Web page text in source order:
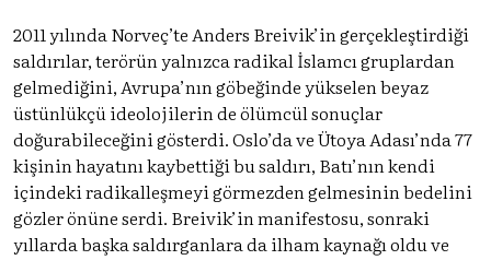
2011 yılında Norveç’te Anders Breivik’in gerçekleştirdiği
saldırılar, terörün yalnızca radikal İslamcı gruplardan
gelmediğini, Avrupa’nın göbeğinde yükselen beyaz
üstünlükçü ideolojilerin de ölümcül sonuçlar
doğurabileceğini gösterdi. Oslo’da ve Ütoya Adası’nda 77
kişinin hayatını kaybettiği bu saldırı, Batı’nın kendi
içindeki radikalleşmeyi görmezden gelmesinin bedelini
gözler önüne serdi. Breivik’in manifestosu, sonraki
yıllarda başka saldırganlara da ilham kaynağı oldu ve